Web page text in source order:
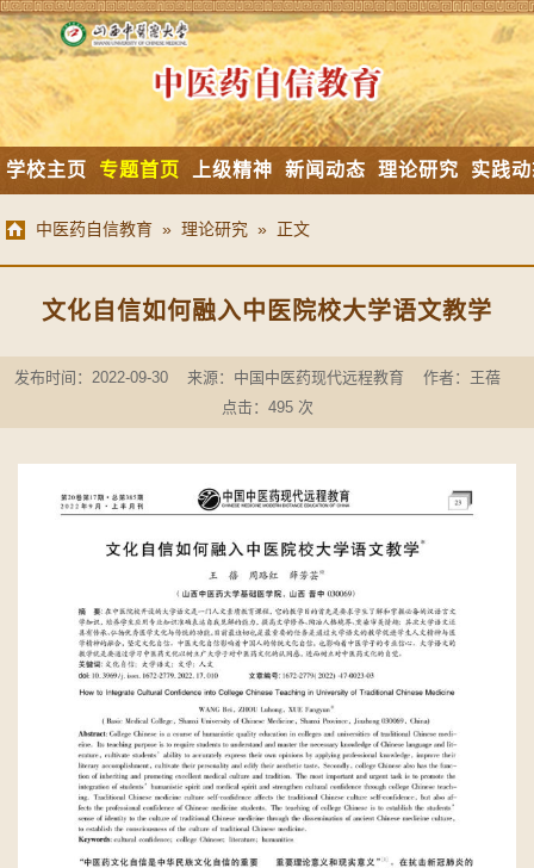
学校主页 专题首页 上级精神 新闻动态 理论研究 实践
中医药自信教育 » 理论研究 » 正文
文化自信如何融入中医院校大学语文教学
发布时间：2022-09-30 来源：中国中医药现代远程教育 作者：王蓓
点击： 495次